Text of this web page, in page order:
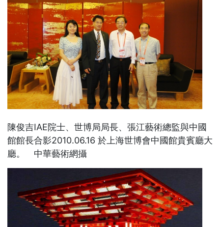
陳俊吉IAE院士、世博局局長、張江藝術總監與中國
館館長合影2010.06.16 於上海世博會中國館貴賓廳大
廳。 中華藝術網攝